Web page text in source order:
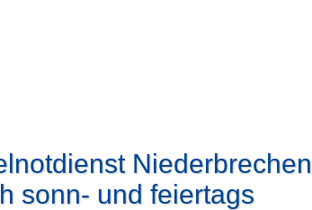
Niederbrechen
sonn- und feiertags